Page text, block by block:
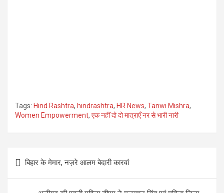
Tags: Hind Rashtra, hindrashtra, HR News, Tanwi Mishra,
Women Empowerment, एक नहीं दो दो मात्राएँ नर से भारी नारी
Post
navigation
बिहार के मेमार, नज़रे आलम बेदारी कारवां